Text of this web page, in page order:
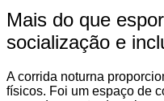
Mais do que
socialização e
A corrida noturna
físicos. Foi um espaço de